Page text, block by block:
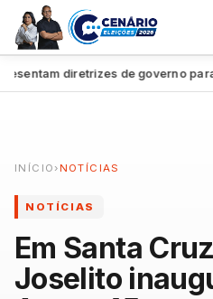
diretrizes de governo para
INÍCIO › NOTÍCIAS
NOTÍCIAS
Em Santa
Joselito